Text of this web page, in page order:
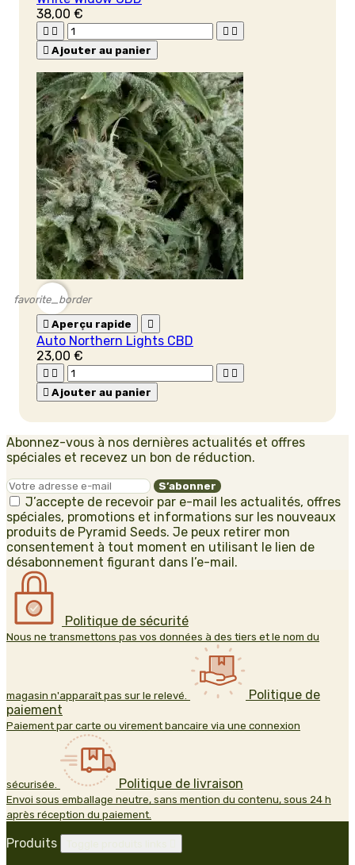
38,00 €
   
 Ajouter au panier
favorite_border
 Aperçu rapide 
Auto Northern Lights CBD
23,00 €
   
 Ajouter au panier
Abonnez-vous à nos dernières actualités et offres
spéciales et recevez un bon de réduction.
J’accepte de recevoir par e-mail les actualités, offres
spéciales, promotions et informations sur les nouveaux
produits de Pyramid Seeds. Je peux retirer mon
consentement à tout moment en utilisant le lien de
désabonnement figurant dans l’e-mail.
Politique de sécurité
Nous ne transmettons pas vos données à des tiers et le nom du
magasin n'apparaît pas sur le relevé.
Politique de
paiement
Paiement par carte ou virement bancaire via une connexion
sécurisée. Politique de livraison
Envoi sous emballage neutre, sans mention du contenu, sous 24 h
après réception du paiement.
Produits